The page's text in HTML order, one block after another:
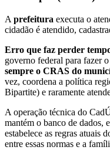
A prefeitura executa o
cidadão é atendido,
Erro que faz perder
governo federal para fazer
sempre o CRAS do
vez, coordena a política
Bipartite) e raramente
A operação técnica do
mantém o banco de dados,
estabelece as regras atuais
entre essas normas e a